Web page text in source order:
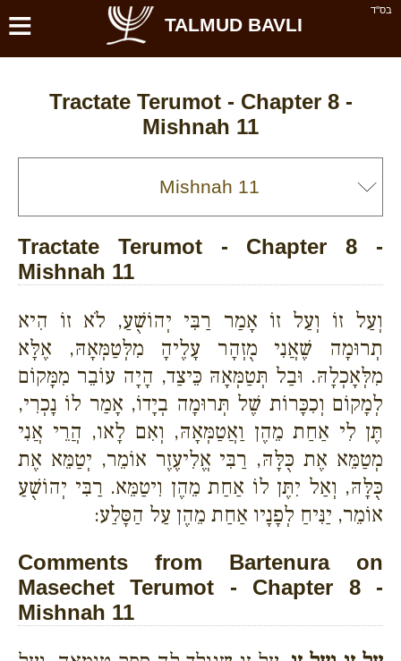
בס''ד ≡ TALMUD BAVLI
Tractate Terumot - Chapter 8 -
Mishnah 11
Tractate Terumot - Chapter 8 -
Mishnah 11
וְעַל זוֹ וְעַל זוֹ אָמַר רַבִּי יְהוֹשֻׁעַ, לֹא זוֹ הִיא
תְרוּמָה שֶׁאֲנִי מֻזְהָר עָלֶיהָ מִלְּטַמְּאָהּ, אֶלָּא
מִלְּאָכְלָהּ. וּבַל תְּטַמְּאָהּ כֵּיצַד, הָיָה עוֹבֵר מִמָּקוֹם
לְמָקוֹם וְכִכָּרוֹת שֶׁל תְּרוּמָה בְיָדוֹ, אָמַר לוֹ נָכְרִי,
תֶּן לִי אַחַת מֵהֶן וַאֲטַמְּאָהּ, וְאִם לָאו, הֲרֵי אֲנִי
מְטַמֵּא אֶת כֻּלָּהּ, רַבִּי אֱלִיעֶזֶר אוֹמֵר, יְטַמֵּא אֶת
כֻּלָּהּ, וְאַל יִתֶּן לוֹ אַחַת מֵהֶן וִיטַמֵּא. רַבִּי יְהוֹשֻׁעַ
אוֹמֵר, יַנִּיחַ לְפָנָיו אַחַת מֵהֶן עַל הַסָּלַע:
Comments from Bartenura on
Masechet Terumot - Chapter 8 -
Mishnah 11